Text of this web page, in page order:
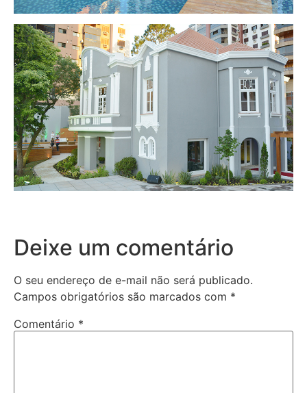
Deixe um comentário
O seu endereço de e-mail não será publicado.
Campos obrigatórios são marcados com *
Comentário *